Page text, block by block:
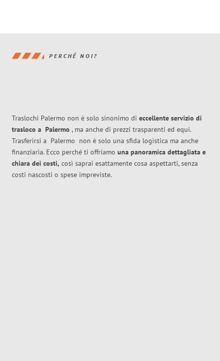
PERCHÉ NOI?
Traslochi Palermo non è solo sinonimo di eccellente servizio di
trasloco a Palermo , ma anche di prezzi trasparenti ed equi.
Trasferirsi a Palermo non è solo una sfida logistica ma anche
finanziaria. Ecco perché ti offriamo una panoramica dettagliata e
chiara dei costi, così saprai esattamente cosa aspettarti, senza
costi nascosti o spese impreviste.